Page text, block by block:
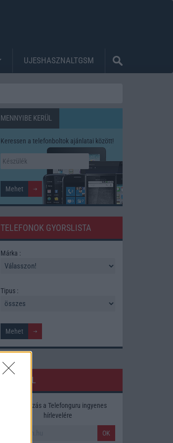
UJESHASZNALTGSM
MENNYIBE KERÜL
Keressen a telefonboltok ajánlatai között!
TELEFONOK GYORSLISTA
Márka :
Tipus :
HÍRLEVÉL
Feliratkozás a Telefonguru ingyenes
hírlevelére
OK